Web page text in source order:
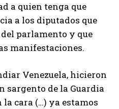
a quien tenga que
a los diputados que
parlamento y que
manifestaciones.
Venezuela, hicieron
sargento de la Guardia
cara (…) ya estamos